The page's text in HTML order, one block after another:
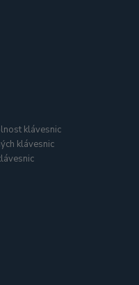
klávesnic
klávesnic